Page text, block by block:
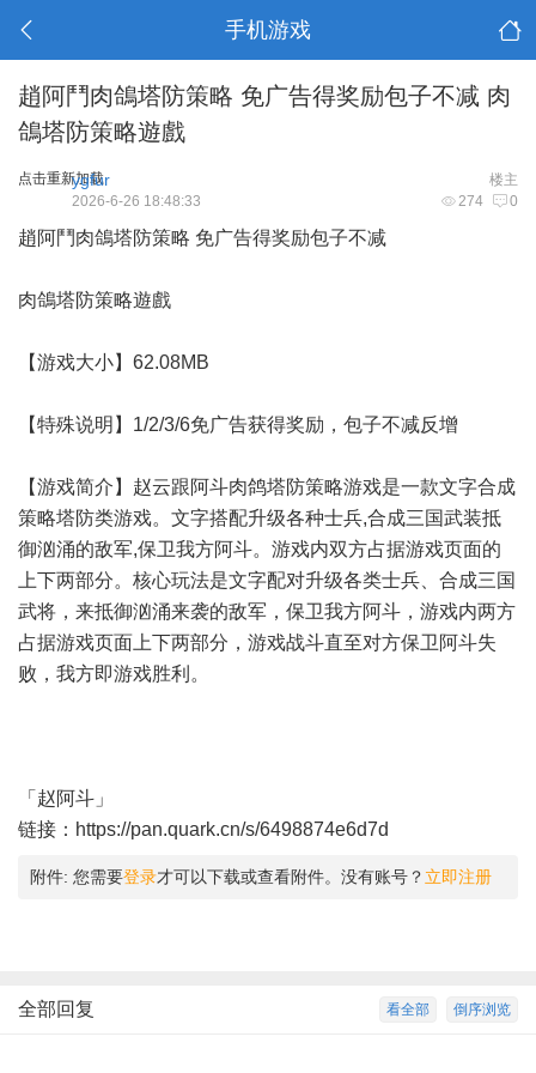
手机游戏
趙阿鬥肉鴿塔防策略 免广告得奖励包子不减 肉
鴿塔防策略遊戲
点击重新加载 楼主
ygfur
274 0
2026-6-26 18:48:33
趙阿鬥肉鴿塔防策略 免广告得奖励包子不减
肉鴿塔防策略遊戲
【游戏大小】62.08MB
【特殊说明】1/2/3/6免广告获得奖励，包子不减反增
【游戏简介】赵云跟阿斗肉鸽塔防策略游戏是一款文字合成
策略塔防类游戏。文字搭配升级各种士兵,合成三国武装抵
御汹涌的敌军,保卫我方阿斗。游戏内双方占据游戏页面的
上下两部分。核心玩法是文字配对升级各类士兵、合成三国
武将，来抵御汹涌来袭的敌军，保卫我方阿斗，游戏内两方
占据游戏页面上下两部分，游戏战斗直至对方保卫阿斗失
败，我方即游戏胜利。
「赵阿斗」
链接： https://pan.quark.cn/s/6498874e6d7d
附件: 您需要登录才可以下载或查看附件。没有账号？ 立即注册
倒序浏览
看全部
全部回复